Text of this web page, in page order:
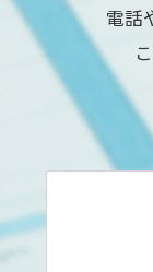
電話